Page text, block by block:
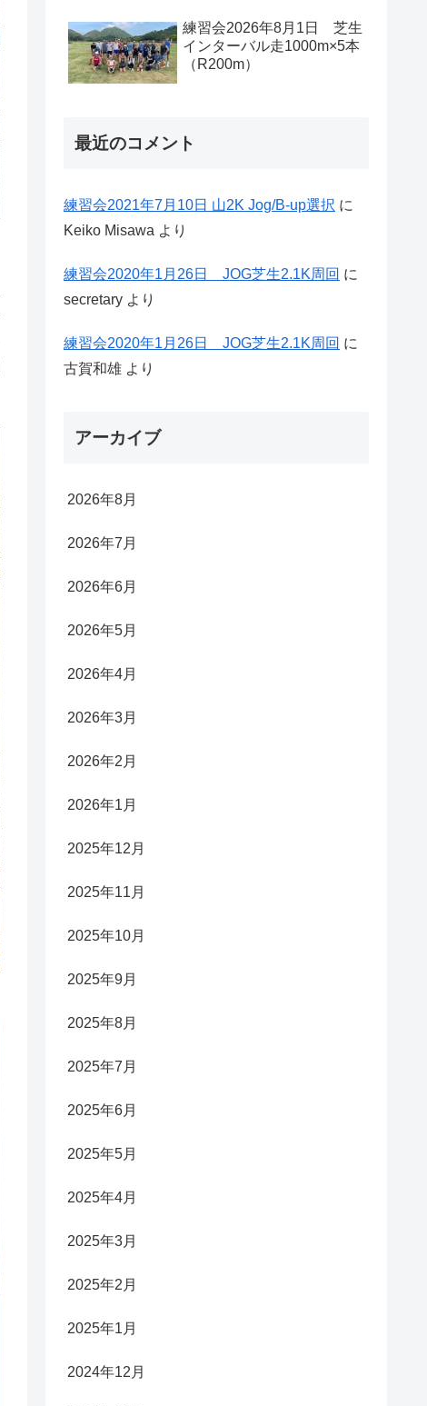
練習会2026年8月1日 芝生
インターバル走1000m×5本
（R200m）
最近のコメント
練習会2021年7月10日 山2K Jog/B-up選択 に
Keiko Misawa より
練習会2020年1月26日 JOG芝生2.1K周回 に
secretary より
練習会2020年1月26日 JOG芝生2.1K周回 に
古賀和雄 より
アーカイブ
2026年8月
2026年7月
2026年6月
2026年5月
2026年4月
2026年3月
2026年2月
2026年1月
2025年12月
2025年11月
2025年10月
2025年9月
2025年8月
2025年7月
2025年6月
2025年5月
2025年4月
2025年3月
2025年2月
2025年1月
2024年12月